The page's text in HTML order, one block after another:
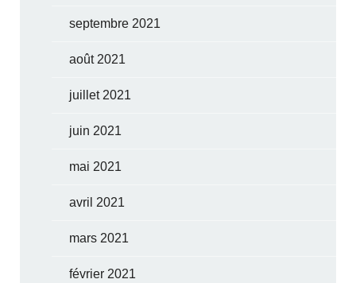
septembre 2021
août 2021
juillet 2021
juin 2021
mai 2021
avril 2021
mars 2021
février 2021